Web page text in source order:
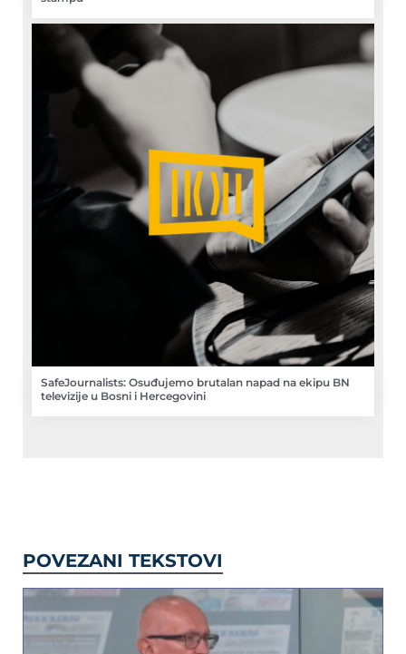
SafeJournalists: Osuđujemo brutalan napad na ekipu BN
televizije u Bosni i Hercegovini
POVEZANI TEKSTOVI